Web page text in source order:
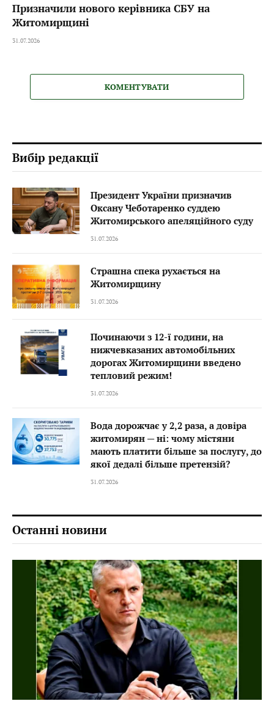
Призначили нового керівника СБУ на
Житомирщині
31.07.2026
КОМЕНТУВАТИ
Вибір редакції
Президент України призначив
Оксану Чеботаренко суддею
Житомирського апеляційного суду
31.07.2026
Страшна спека рухається на
Житомирщину
31.07.2026
Починаючи з 12-ї години, на
нижчевказаних автомобільних
дорогах Житомирщини введено
тепловий режим!
31.07.2026
Вода дорожчає у 2,2 раза, а довіра
житомирян — ні: чому містяни
мають платити більше за послугу, до
якої дедалі більше претензій?
31.07.2026
Останні новини